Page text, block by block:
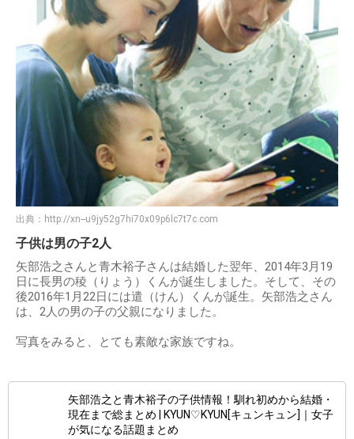
出典： http://xn--u9jy52g7hi70x09p6lc7t7c.com
子供は男の子2人
矢部浩之さんと青木裕子さんは結婚した翌年、2014年3月19
日に長男の稜（りょう）くんが誕生しました。そして、その
後2016年1月22日には遣（けん）くんが誕生。矢部浩之さん
は、2人の男の子の父親になりました。
写真をみると、とても素敵な家族ですね。
矢部浩之と青木裕子の子供情報！馴れ初めから結婚・
現在まで総まとめ | KYUN♡KYUN[キュンキュン]｜女子
が気になる話題まとめ